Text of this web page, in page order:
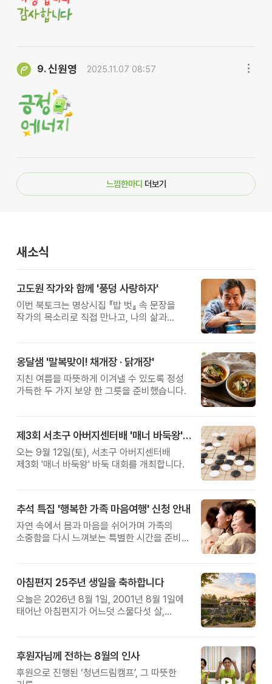
9.신원영 2025.11.07 08:57
느낌한마디 더보기
새소식
고도원 작가와 함께 '풍덩 사랑하자'
이번 북토크는 명상시집 『밥 벗』 속 문장을
작가의 목소리로 직접 만나고, 나의 삶과
옹달샘 '말복맞이! 채개장 · 닭개장'
지친 여름을 따뜻하게 이겨낼 수 있도록 정성
가득한 두 가지 보양 한 그릇을 준비했습니다.
제3회 서초구 아버지센터배 '매너 바둑왕' 대회
오는 9월 12일(토), 서초구 아버지센터배
제3회 '매너 바둑왕' 바둑 대회를 개최합니다.
추석 특집 '행복한 가족 마음여행' 신청 안내
자연 속에서 몸과 마음을 쉬어가며 가족의
소중함을 다시 느껴보는 특별한 시간을 준비해
아침편지 25주년 생일을 축하합니다
오늘은 2026년 8월 1일, 2001년 8월 1일에
태어난 아침편지가 어느덧 스물다섯 살,
후원자님께 전하는 8월의 인사
후원으로 진행된 ‘청년드림캠프’, 그 따뜻한